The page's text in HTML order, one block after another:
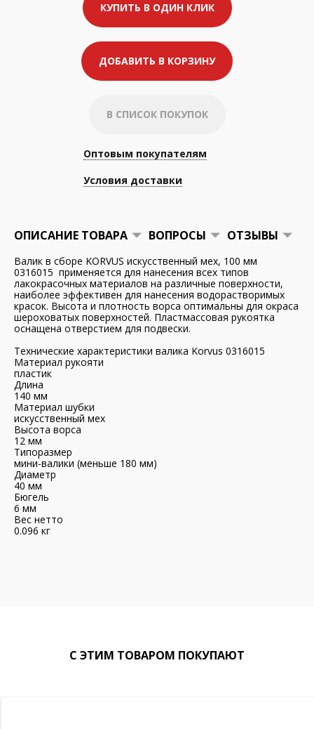
КУПИТЬ В ОДИН КЛИК
ДОБАВИТЬ В КОРЗИНУ
В СПИСОК ПОКУПОК
Оптовым покупателям
Условия доставки
ОПИСАНИЕ ТОВАРА ВОПРОСЫ ОТЗЫВЫ
Валик в сборе KORVUS искусственный мех, 100 мм
0316015 применяется для нанесения всех типов
лакокрасочных материалов на различные поверхности,
наиболее эффективен для нанесения водорастворимых
красок. Высота и плотность ворса оптимальны для окраса
шероховатых поверхностей. Пластмассовая рукоятка
оснащена отверстием для подвески.
Технические характеристики валика Korvus 0316015
Материал рукояти
пластик
Длина
140 мм
Материал шубки
искусственный мех
Высота ворса
12 мм
Типоразмер
мини-валики (меньше 180 мм)
Диаметр
40 мм
Бюгель
6 мм
Вес нетто
0.096 кг
С ЭТИМ ТОВАРОМ ПОКУПАЮТ